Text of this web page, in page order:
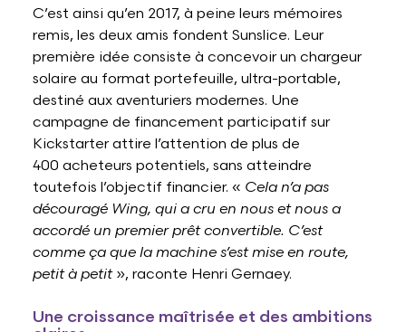
C’est ainsi qu’en 2017, à peine leurs mémoires
remis, les deux amis fondent Sunslice. Leur
première idée consiste à concevoir un chargeur
solaire au format portefeuille, ultra-portable,
destiné aux aventuriers modernes. Une
campagne de financement participatif sur
Kickstarter attire l’attention de plus de
400 acheteurs potentiels, sans atteindre
toutefois l’objectif financier. « Cela n’a pas
découragé Wing, qui a cru en nous et nous a
accordé un premier prêt convertible. C’est
comme ça que la machine s’est mise en route,
petit à petit», raconte Henri Gernaey.
Une croissance maîtrisée et des ambitions